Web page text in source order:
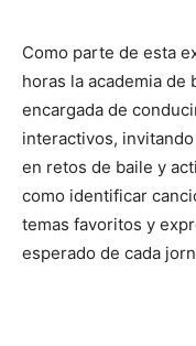
Como parte de esta
horas la academia de
encargada de
interactivos,
en retos de baile y
como identificar
temas favoritos y
esperado de cada